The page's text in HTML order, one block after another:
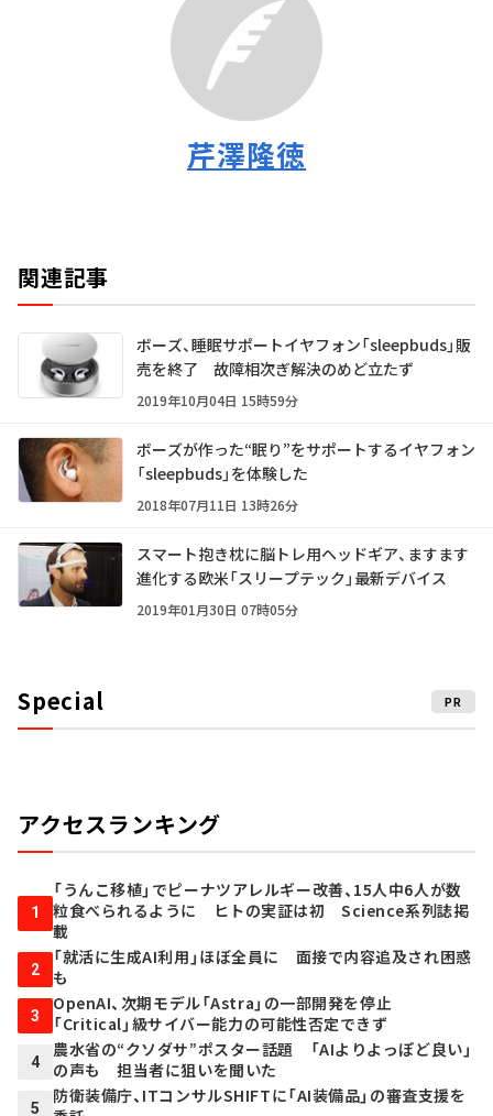
芹澤隆徳
関連記事
ボーズ、睡眠サポートイヤフォン「sleepbuds」販
売を終了 故障相次ぎ解決のめど立たず
2019年10月04日 15時59分
ボーズが作った“眠り”をサポートするイヤフォン
「sleepbuds」を体験した
2018年07月11日 13時26分
スマート抱き枕に脳トレ用ヘッドギア、ますます
進化する欧米「スリープテック」最新デバイス
2019年01月30日 07時05分
Special PR
アクセスランキング
1
「うんこ移植」でピーナツアレルギー改善、15人中6人が数
粒食べられるように ヒトの実証は初 Science系列誌掲
載
2
「就活に生成AI利用」ほぼ全員に 面接で内容追及され困惑
も
3
OpenAI、次期モデル「Astra」の一部開発を停止
「Critical」級サイバー能力の可能性否定できず
4
農水省の“クソダサ”ポスター話題 「AIよりよっぽど良い」
の声も 担当者に狙いを聞いた
5
防衛装備庁、ITコンサルSHIFTに「AI装備品」の審査支援を